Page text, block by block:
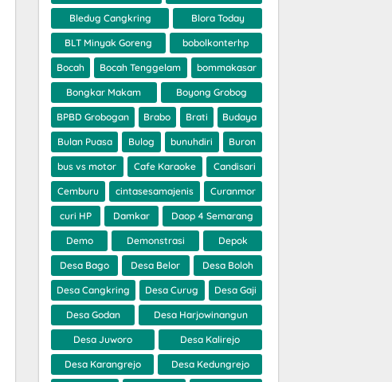
Bledug Cangkring Blora Today
BLT Minyak Goreng bobolkonterhp
Bocah Bocah Tenggelam bommakasar
Bongkar Makam Boyong Grobog
BPBD Grobogan Brabo Brati Budaya
Bulan Puasa Bulog bunuhdiri Buron
bus vs motor Cafe Karaoke Candisari
Cemburu cintasesamajenis Curanmor
curi HP Damkar Daop 4 Semarang
Demo Demonstrasi Depok
Desa Bago Desa Belor Desa Boloh
Desa Cangkring Desa Curug Desa Gaji
Desa Godan Desa Harjowinangun
Desa Juworo Desa Kalirejo
Desa Karangrejo Desa Kedungrejo